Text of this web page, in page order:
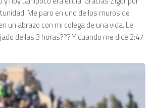
Me paro en uno de los muros de
un abrazo con mi colega de una vida. Le
de las 3 horas??? Y cuando me dice 2:47